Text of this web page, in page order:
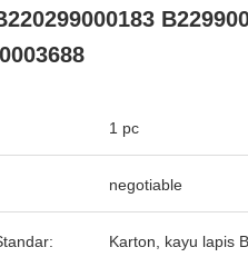
1 pc
negotiable
Karton, kayu lapis